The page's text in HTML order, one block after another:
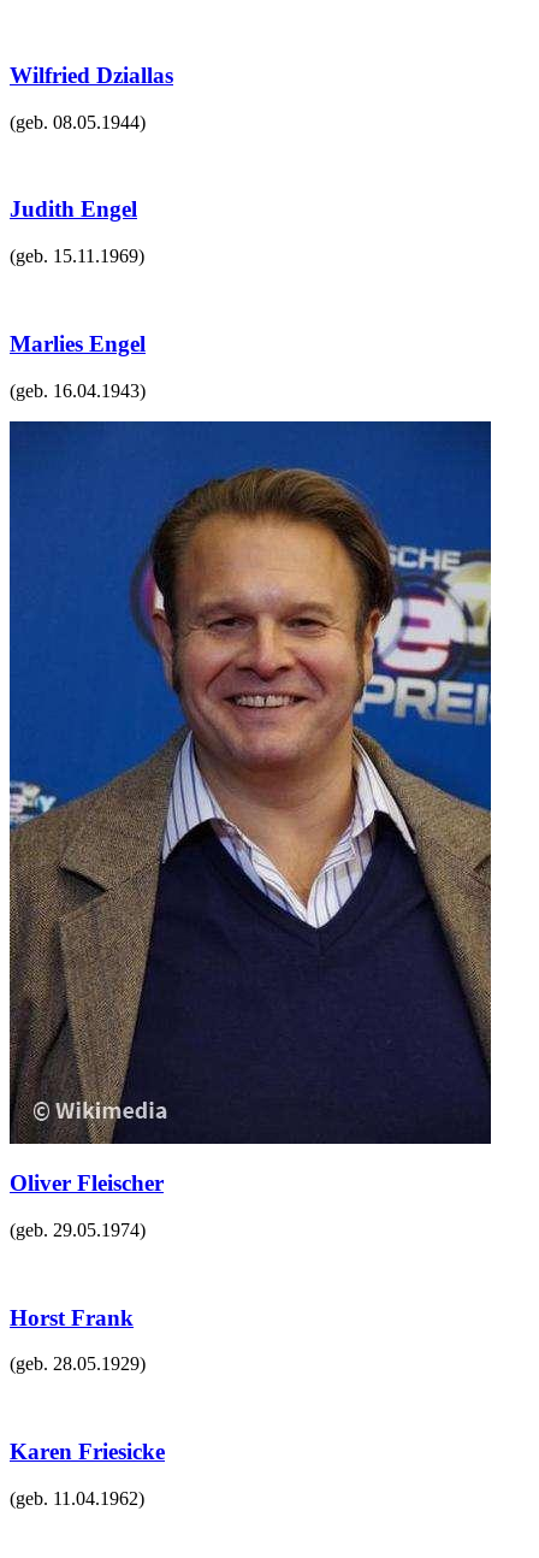
Wilfried Dziallas
(geb. 08.05.1944)
Judith Engel
(geb. 15.11.1969)
Marlies Engel
(geb. 16.04.1943)
Oliver Fleischer
(geb. 29.05.1974)
Horst Frank
(geb. 28.05.1929)
Karen Friesicke
(geb. 11.04.1962)